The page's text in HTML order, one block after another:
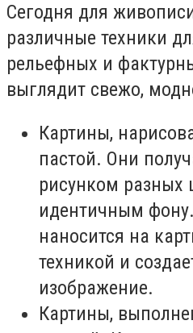
Сегодня для
различные техники
рельефных и
выглядит свежо,
Картины,
пастой. Они
рисунком разных
идентичным
наносится на
техникой и
изображение.
Картины,